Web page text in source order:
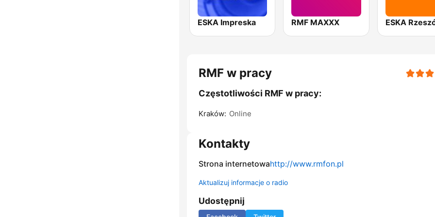
ESKA Impreska RMF MAXXX ESKA
RMF w pracy
Częstotliwości RMF w pracy:
Kraków: Online
Kontakty
Strona internetowahttp://www.rmfon.pl
Aktualizuj informacje o radio
Udostępnij